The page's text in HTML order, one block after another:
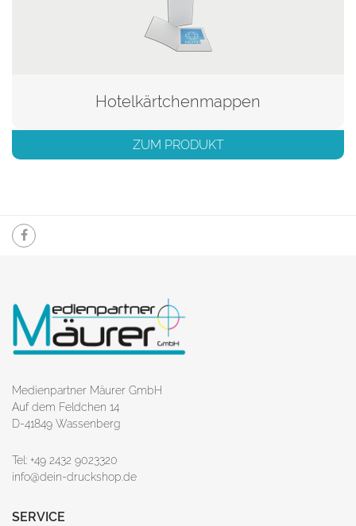
Hotelkärtchenmappen
ZUM PRODUKT
Medienpartner Mäurer GmbH
Auf dem Feldchen 14
D-41849 Wassenberg
Tel: +49 2432 9023320
info@dein-druckshop.de
SERVICE